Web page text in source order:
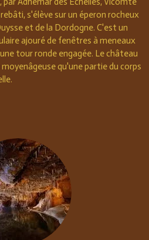
s'élève sur un éperon rocheux
et de la Dordogne. C'est un
ajouré de fenêtres à meneaux
tour ronde engagée. Le château
qu'une partie du corps